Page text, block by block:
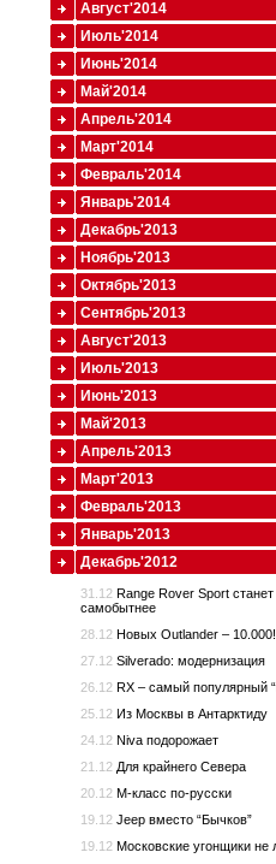
Август'2014
Июль'2014
Июнь'2014
Май'2014
Апрель'2014
Март'2014
Февраль'2014
Январь'2014
Декабрь'2013
Ноябрь'2013
Октябрь'2013
Сентябрь'2013
Август'2013
Июль'2013
Июнь'2013
Май'2013
Апрель'2013
Март'2013
Февраль'2013
Январь'2013
Декабрь'2012
31.12 Range Rover Sport станет
самобытнее
28.12 Новых Outlander – 10.000!
27.12 Silverado: модернизация
26.12 RX – самый популярный
25.12 Из Москвы в Антарктиду
24.12 Niva подорожает
21.12 Для крайнего Севера
20.12 M-класс по-русски
19.12 Jeep вместо “Бычков”
19.12 Московские угонщики не